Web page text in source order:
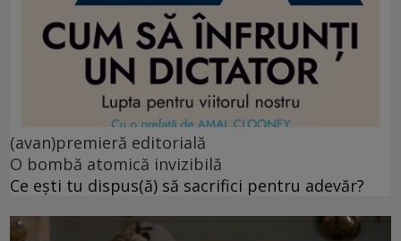
(avan)premieră editorială
O bombă atomică invizibilă
Ce ești tu dispus(ă) să sacrifici pentru adevăr?